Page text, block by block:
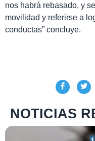
nos habrá rebasado, y
movilidad y referirse a
conductas” concluye.
NOTICIAS